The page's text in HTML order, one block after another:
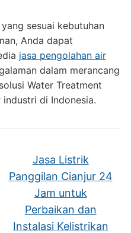
sesuai kebutuhan
Anda dapat
jasa pengolahan air
dalam merancang
Water Treatment
di Indonesia.
Jasa Listrik
Panggilan Cianjur 24
Jam untuk
Perbaikan dan
Instalasi Kelistrikan